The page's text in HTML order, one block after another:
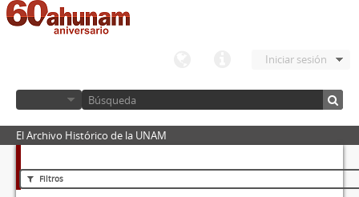
Iniciar sesión
El Archivo Histórico de la UNAM
Filtros